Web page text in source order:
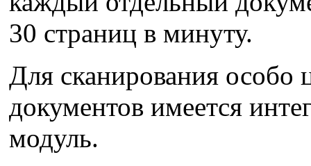
30 страниц в минуту.
Для сканирования
документов имеется
модуль.